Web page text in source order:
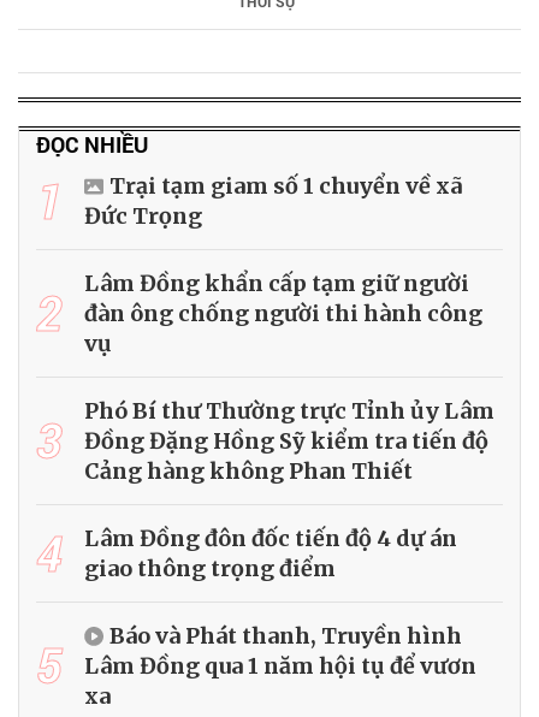
ĐỌC NHIỀU
1
Trại tạm giam số 1 chuyển về xã
Đức Trọng
2
Lâm Đồng khẩn cấp tạm giữ người
đàn ông chống người thi hành công
vụ
3
Phó Bí thư Thường trực Tỉnh ủy Lâm
Đồng Đặng Hồng Sỹ kiểm tra tiến độ
Cảng hàng không Phan Thiết
4
Lâm Đồng đôn đốc tiến độ 4 dự án
giao thông trọng điểm
5
Báo và Phát thanh, Truyền hình
Lâm Đồng qua 1 năm hội tụ để vươn
xa